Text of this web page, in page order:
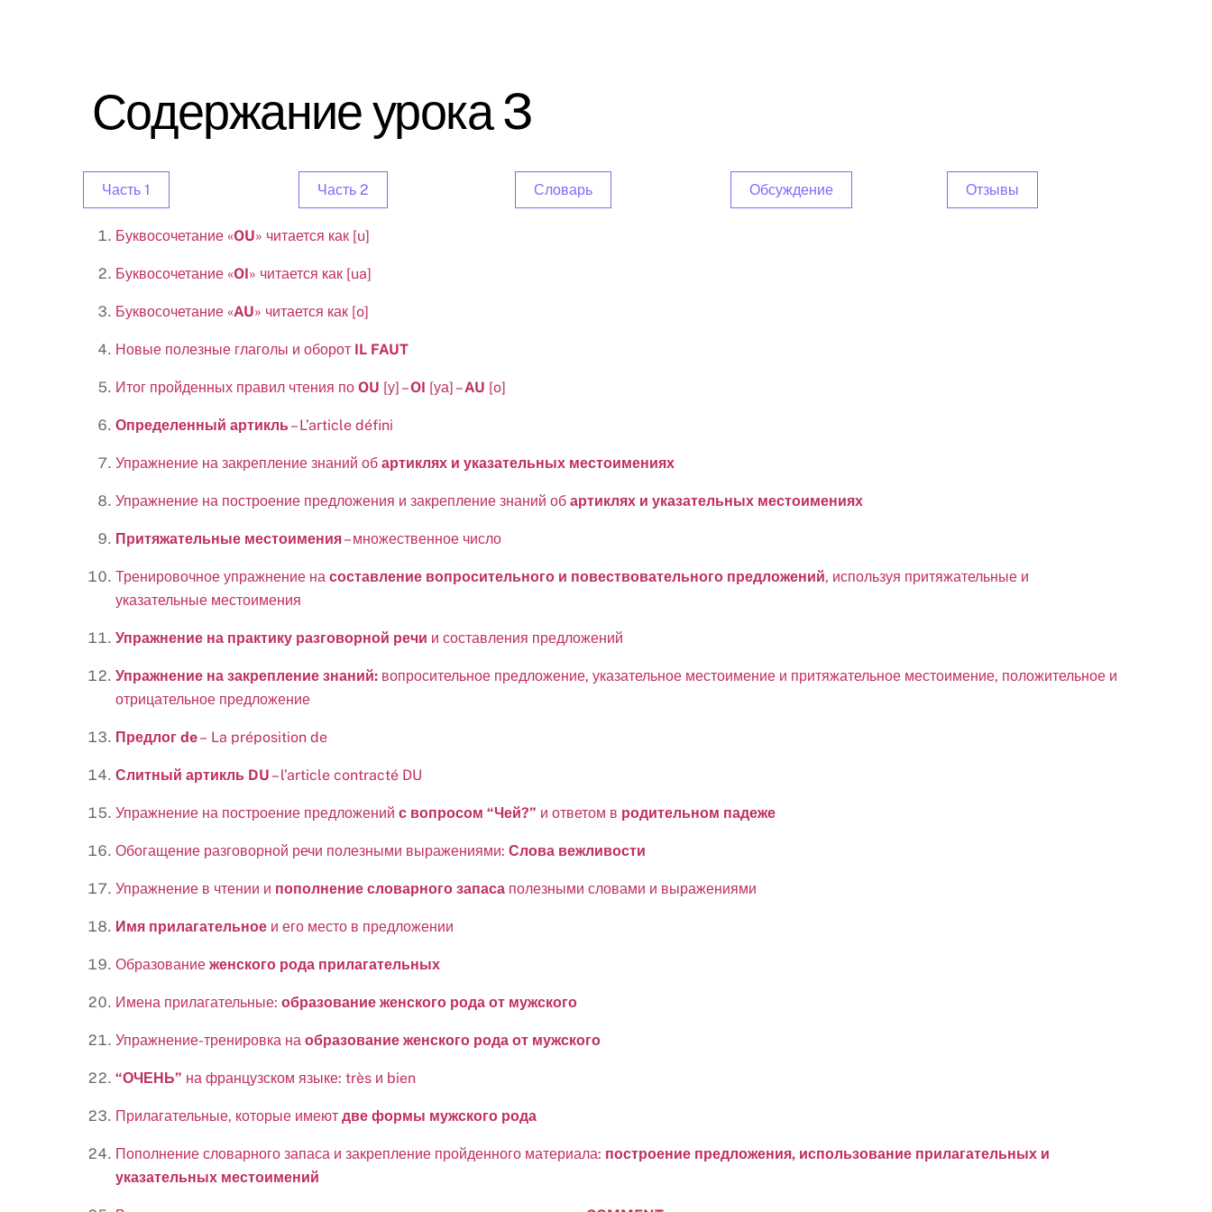
Содержание урока 3
Часть 1 Часть 2 Словарь Обсуждение Отзывы
Буквосочетание «OU» читается как [u]
Буквосочетание «OI» читается как [ua]
Буквосочетание «AU» читается как [o]
Новые полезные глаголы и оборот IL FAUT
Итог пройденных правил чтения по OU [у] –OI [уа] –AU [o]
Определенный артикль– L’article défini
Упражнение на закрепление знаний об артиклях и указательных местоимениях
Упражнение на построение предложения и закрепление знаний об артиклях и указательных местоимениях
Притяжательные местоимения– множественное число
Тренировочное упражнение на составление вопросительного и повествовательного предложений, используя притяжательные и
указательные местоимения
Упражнение на практику разговорной речи и составления предложений
Упражнение на закрепление знаний:вопросительное предложение, указательное местоимение и притяжательное местоимение, положительное и
отрицательное предложение
Предлог de– La préposition de
Слитный артикль DU – l’article contracté DU
Упражнение на построение предложений с вопросом “Чей?” и ответом в родительном падеже
Обогащение разговорной речи полезными выражениями: Слова вежливости
Упражнение в чтении и пополнение словарного запасаполезными словами и выражениями
Имя прилагательноеи его место в предложении
Образование женского рода прилагательных
Имена прилагательные: образование женского рода от мужского
Упражнение-тренировка на образование женского рода от мужского
“ОЧЕНЬ” на французском языке: très и bien
Прилагательные, которые имеютдве формы мужского рода
Пополнение словарного запаса и закрепление пройденного материала: построение предложения, использование прилагательных и
указательных местоимений